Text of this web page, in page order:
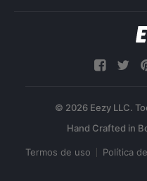
© 2026 Eezy LLC.
Termos de uso Política